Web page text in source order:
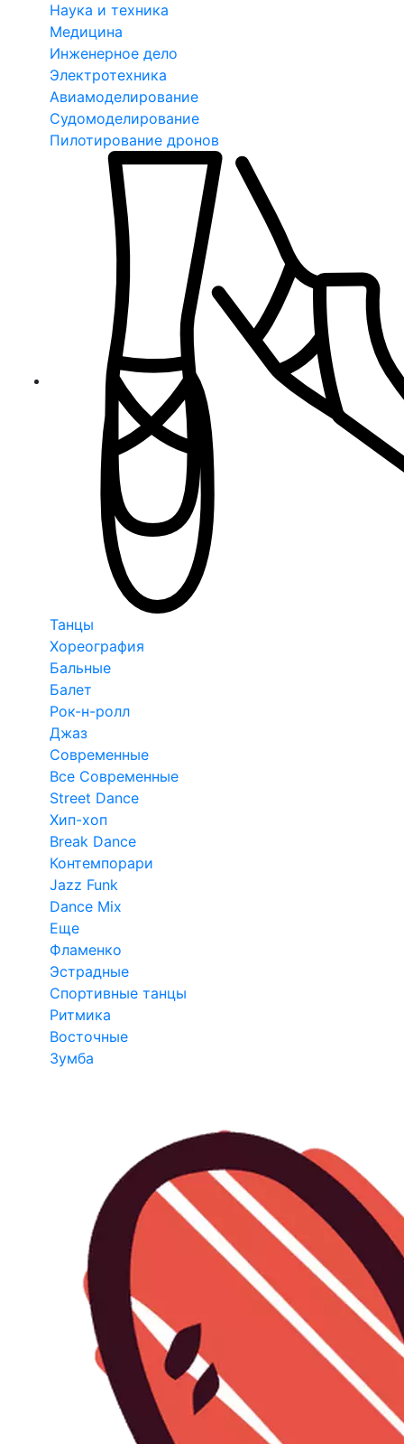
Наука и техника
Медицина
Инженерное дело
Электротехника
Авиамоделирование
Судомоделирование
Пилотирование дронов
Танцы
Хореография
Бальные
Балет
Рок-н-ролл
Джаз
Современные
Все Современные
Street Dance
Хип-хоп
Break Dance
Контемпорари
Jazz Funk
Dance Mix
Еще
Фламенко
Эстрадные
Спортивные танцы
Ритмика
Восточные
Зумба